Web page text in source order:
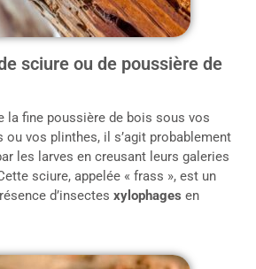
sciure ou de poussière de
la fine poussière de bois sous vos
ou vos plinthes, il s’agit probablement
les larves en creusant leurs galeries
sciure, appelée « frass », est un
d’insectes xylophages en